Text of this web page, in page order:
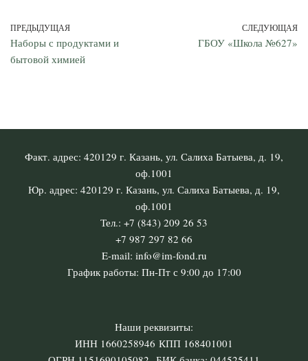
ПРЕДЫДУЩАЯ
Наборы с продуктами и
бытовой химией
СЛЕДУЮЩАЯ
ГБОУ «Школа №627»
Факт. адрес: 420129 г. Казань, ул. Салиха Батыева, д. 19,
оф.1001
Юр. адрес: 420129 г. Казань, ул. Салиха Батыева, д. 19,
оф.1001
Тел.: +7 (843) 209 26 53
+7 987 297 82 66
E-mail: info@im-fond.ru
График работы: Пн-Пт с 9:00 до 17:00
Наши реквизиты:
ИНН 1660258946 КПП 168401001